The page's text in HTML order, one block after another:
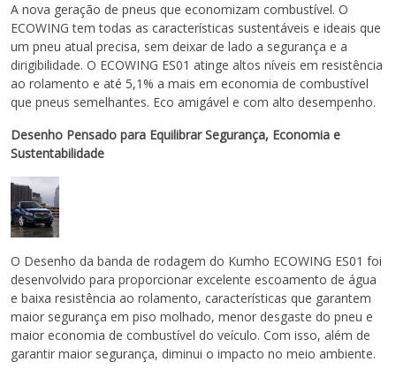
A nova geração de pneus que economizam combustível. O
ECOWING tem todas as características sustentáveis e ideais que
um pneu atual precisa, sem deixar de lado a segurança e a
dirigibilidade. O ECOWING ES01 atinge altos níveis em resistência
ao rolamento e até 5,1% a mais em economia de combustível
que pneus semelhantes. Eco amigável e com alto desempenho.
Desenho Pensado para Equilibrar Segurança, Economia e
Sustentabilidade
O Desenho da banda de rodagem do Kumho ECOWING ES01 foi
desenvolvido para proporcionar excelente escoamento de água
e baixa resistência ao rolamento, características que garantem
maior segurança em piso molhado, menor desgaste do pneu e
maior economia de combustível do veículo. Com isso, além de
garantir maior segurança, diminui o impacto no meio ambiente.